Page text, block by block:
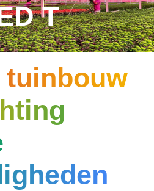
T
tuinbouw